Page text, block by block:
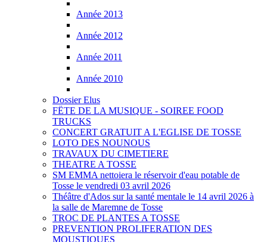
Année 2013
Année 2012
Année 2011
Année 2010
Dossier Elus
FËTE DE LA MUSIQUE - SOIREE FOOD
TRUCKS
CONCERT GRATUIT A L'EGLISE DE TOSSE
LOTO DES NOUNOUS
TRAVAUX DU CIMETIERE
THEATRE A TOSSE
SM EMMA nettoiera le réservoir d'eau potable de
Tosse le vendredi 03 avril 2026
Théâtre d'Ados sur la santé mentale le 14 avril 2026 à
la salle de Maremne de Tosse
TROC DE PLANTES A TOSSE
PREVENTION PROLIFERATION DES
MOUSTIQUES